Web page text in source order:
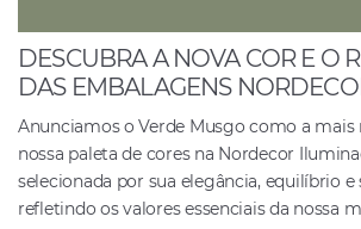
DESCUBRA A NOVA COR E O
DAS EMBALAGENS
Anunciamos o Verde Musgo como a mais
nossa paleta de cores na Nordecor
selecionada por sua elegância, equilíbrio e
refletindo os valores essenciais da nossa